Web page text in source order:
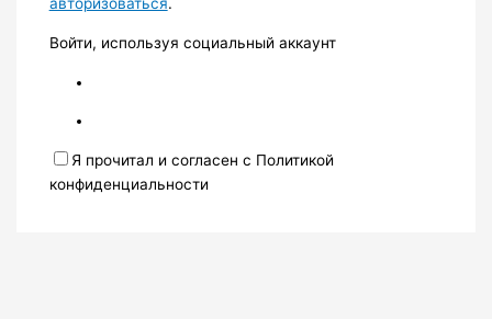
авторизоваться.
Войти, используя социальный аккаунт
Я прочитал и согласен с Политикой
конфиденциальности